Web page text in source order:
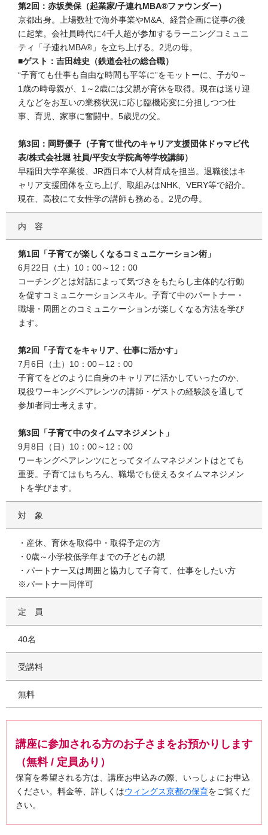
第2回：赤坂美保（起業家/子連れMBA®ファウンダー）
京都出身。上場数社で海外事業やM&A、経営企画に従事の後
に起業。会社員時代に4千人超が参加するラーニングコミュニ
ティ「子連れMBA®」を立ち上げる。2児の母。
■ゲスト：吉田雄史（鉄道会社の総合職）
“子育ても仕事も自由な時間も平等に”をモットーに、子が0～
1歳の時母親が、1～2歳には父親が育休を取得。現在は送り迎
えなどをお互いの業務状況に応じ臨機応変に分担しつつ仕
事、育児、家事に奮闘中。5歳児の父。
第3回：岡野優子（子育て世代のキャリア支援団体ドゥマビ代
表/株式会社堀 社員/平安女学院高等学校講師）
早稲田大学卒業後、JR西日本で人材育成を担当。退職後はキ
ャリア支援団体を立ち上げ、取組みはNHK、VERY等で紹介。
現在、高校にて女性学の講師も務める。2児の母。
内容
第1回「子育てが楽しくなるコミュニケーション術」
6月22日（土）10：00～12：00
コーチングとは対話によって気づきをもたらし主体的な行動
を促すコミュニケーションスキル。子育て中のパートナー・
職場・周囲とのコミュニケーションが楽しくなる方法を学び
ます。
第2回「子育てをキャリア、仕事に活かす」
7月6日（土）10：00～12：00
子育てをどのように自身のキャリアに活かしていったのか、
現役ワーキングペアレンツの講師・ゲストの経験談を通して
参加者同士考えます。
第3回「子育て中のタイムマネジメント」
9月8日（日）10：00～12：00
ワーキングペアレンツにとってタイムマネジメントはとても
重要。子育てはもちろん、職場でも使えるタイムマネジメン
トを学びます。
対象
・産休、育休を取得中・取得予定の方
・0歳～小学校低学年までの子どもの親
・パートナー又は周囲と協力して子育て、仕事をしたい方
※パートナー同伴可
定員
40名
受講料
無料
講座に参加される方のお子さまをお預かりします
（無料 / 定員あり）
保育を希望される方は、講座お申込みの際、いっしょにお申込
ください。料金等、詳しくはウィングス京都の保育をご覧くだ
さい。